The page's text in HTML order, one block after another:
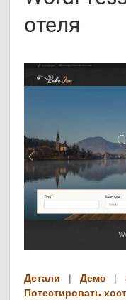
отеля
Детали | Демо |
Потестировать